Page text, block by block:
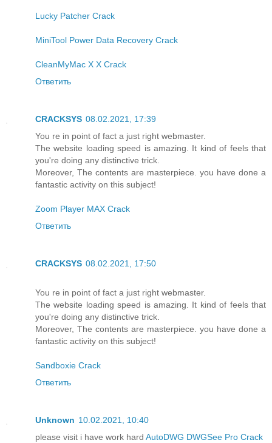
Lucky Patcher Crack
MiniTool Power Data Recovery Crack
CleanMyMac X X Crack
Ответить
CRACKSYS 08.02.2021, 17:39
You re in point of fact a just right webmaster.
The website loading speed is amazing. It kind of feels that
you're doing any distinctive trick.
Moreover, The contents are masterpiece. you have done a
fantastic activity on this subject!
Zoom Player MAX Crack
Ответить
CRACKSYS 08.02.2021, 17:50
You re in point of fact a just right webmaster.
The website loading speed is amazing. It kind of feels that
you're doing any distinctive trick.
Moreover, The contents are masterpiece. you have done a
fantastic activity on this subject!
Sandboxie Crack
Ответить
Unknown 10.02.2021, 10:40
please visit i have work hard AutoDWG DWGSee Pro Crack